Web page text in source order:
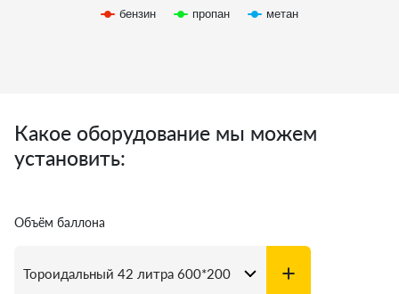
бензин пропан метан
Какое оборудование мы можем
установить:
Объём баллона